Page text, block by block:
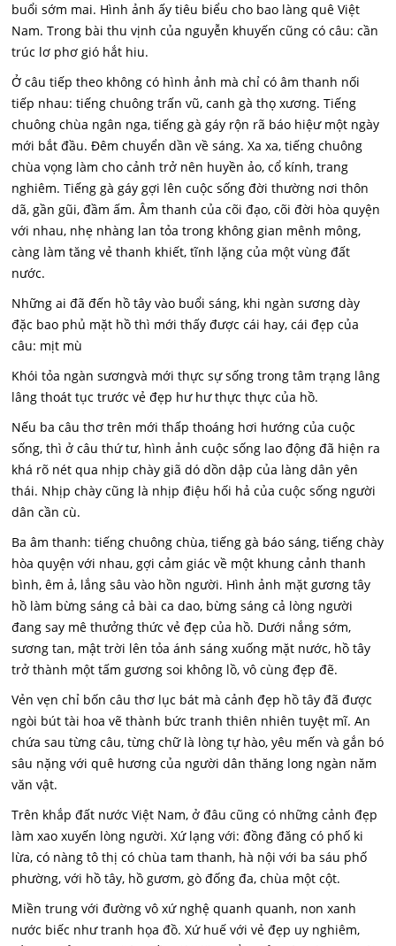
buổi sớm mai. Hình ảnh ấy tiêu biểu cho bao làng quê Việt
Nam. Trong bài thu vịnh của nguyễn khuyến cũng có câu: cần
trúc lơ phơ gió hắt hiu.
Ở câu tiếp theo không có hình ảnh mà chỉ có âm thanh nối
tiếp nhau: tiếng chuông trấn vũ, canh gà thọ xương. Tiếng
chuông chùa ngân nga, tiếng gà gáy rộn rã báo hiệư một ngày
mới bắt đầu. Đêm chuyển dần về sáng. Xa xa, tiếng chuông
chùa vọng làm cho cảnh trở nên huyền ảo, cổ kính, trang
nghiêm. Tiếng gà gáy gợi lên cuộc sống đời thường nơi thôn
dã, gần gũi, đầm ấm. Âm thanh của cõi đạo, cõi đời hòa quyện
với nhau, nhẹ nhàng lan tỏa trong không gian mênh mông,
càng làm tăng vẻ thanh khiết, tĩnh lặng của một vùng đất
nước.
Những ai đã đến hồ tây vào buổi sáng, khi ngàn sương dày
đặc bao phủ mặt hồ thì mới thấy được cái hay, cái đẹp của
câu: mịt mù
Khói tỏa ngàn sươngvà mới thực sự sống trong tâm trạng lâng
lâng thoát tục trước vẻ đẹp hư hư thực thực của hồ.
Nếu ba câu thơ trên mới thấp thoáng hơi hướng của cuộc
sống, thì ở câu thứ tư, hình ảnh cuộc sống lao động đã hiện ra
khá rõ nét qua nhịp chày giã dó dồn dập của làng dân yên
thái. Nhịp chày cũng là nhịp điệu hối hả của cuộc sống người
dân cần cù.
Ba âm thanh: tiếng chuông chùa, tiếng gà báo sáng, tiếng chày
hòa quyện với nhau, gợi cảm giác về một khung cảnh thanh
bình, êm ả, lắng sâu vào hồn người. Hình ảnh mặt gương tây
hồ làm bừng sáng cả bài ca dao, bừng sáng cả lòng người
đang say mê thưởng thức vẻ đẹp của hồ. Dưới nắng sớm,
sương tan, mật trời lên tỏa ánh sáng xuống mặt nước, hồ tây
trở thành một tấm gương soi không lồ, vô cùng đẹp đẽ.
Vẻn vẹn chỉ bốn câu thơ lục bát mà cảnh đẹp hồ tây đã được
ngòi bút tài hoa vẽ thành bức tranh thiên nhiên tuyệt mĩ. An
chứa sau từng câu, từng chữ là lòng tự hào, yêu mến và gắn bó
sâu nặng với quê hương của người dân thăng long ngàn năm
văn vật.
Trên khắp đất nước Việt Nam, ở đâu cũng có những cảnh đẹp
làm xao xuyến lòng người. Xứ lạng với: đồng đăng có phố ki
lừa, có nàng tô thị có chùa tam thanh, hà nội với ba sáu phố
phường, với hồ tây, hồ gươm, gò đống đa, chùa một cột.
Miền trung với đường vô xứ nghệ quanh quanh, non xanh
nước biếc như tranh họa đồ. Xứ huế với vẻ đẹp uy nghiêm,